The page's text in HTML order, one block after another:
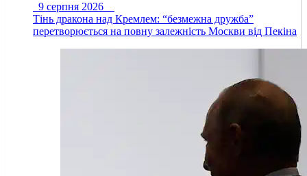
9 серпня 2026
Тінь дракона над Кремлем: “безмежна дружба”
перетворюється на повну залежність Москви від Пекіна